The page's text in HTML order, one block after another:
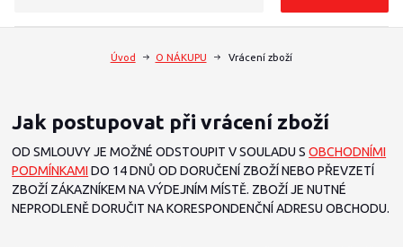
Úvod O NÁKUPU Vrácení zboží
Jak postupovat při vrácení zboží
OD SMLOUVY JE MOŽNÉ ODSTOUPIT V SOULADU SOBCHODNÍMI
PODMÍNKAMI DO 14 DNŮ OD DORUČENÍ ZBOŽÍ NEBO PŘEVZETÍ
ZBOŽÍ ZÁKAZNÍKEM NA VÝDEJNÍM MÍSTĚ. ZBOŽÍ JE NUTNÉ
NEPRODLENĚ DORUČIT NA KORESPONDENČNÍ ADRESU OBCHODU.